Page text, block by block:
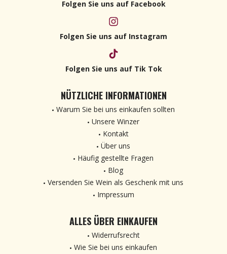
Folgen Sie uns auf Facebook
Folgen Sie uns auf Instagram
Folgen Sie uns auf Tik Tok
NÜTZLICHE INFORMATIONEN
Warum Sie bei uns einkaufen sollten
Unsere Winzer
Kontakt
Über uns
Häufig gestellte Fragen
Blog
Versenden Sie Wein als Geschenk mit uns
Impressum
ALLES ÜBER EINKAUFEN
Widerrufsrecht
Wie Sie bei uns einkaufen